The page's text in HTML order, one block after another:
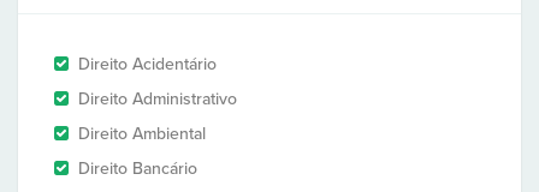
Direito Acidentário
Direito Administrativo
Direito Ambiental
Direito Bancário